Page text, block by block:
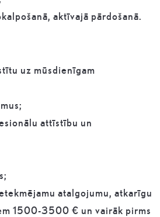
aktīvajā pārdošanā.
uz mūsdienīgam
attīstību un
atalgojumu, atkarīgu
1500-3500 € un vairāk pirms